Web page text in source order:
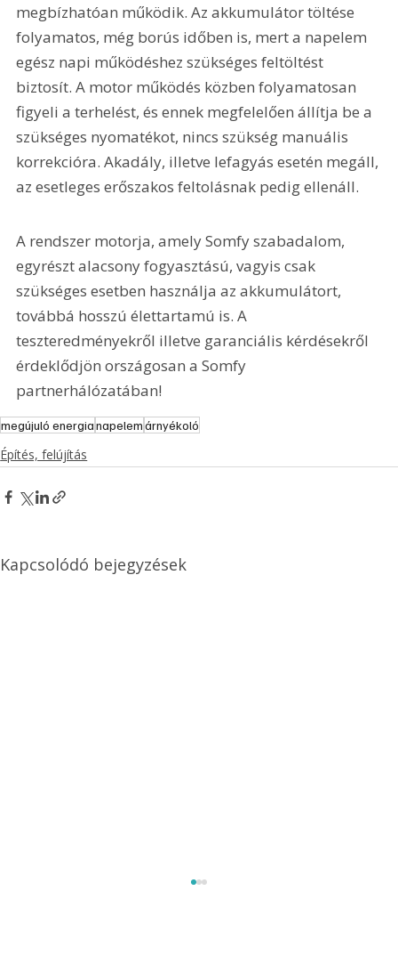
megbízhatóan működik. Az akkumulátor töltése
folyamatos, még borús időben is, mert a napelem
egész napi működéshez szükséges feltöltést
biztosít. A motor működés közben folyamatosan
figyeli a terhelést, és ennek megfelelően állítja be a
szükséges nyomatékot, nincs szükség manuális
korrekcióra. Akadály, illetve lefagyás esetén megáll,
az esetleges erőszakos feltolásnak pedig ellenáll.
A rendszer motorja, amely Somfy szabadalom,
egyrészt alacsony fogyasztású, vagyis csak
szükséges esetben használja az akkumulátort,
továbbá hosszú élettartamú is. A
teszteredményekről illetve garanciális kérdésekről
érdeklődjön országosan a Somfy
partnerhálózatában!
megújuló energianapelemárnyékoló
Építés, felújítás
Kapcsolódó bejegyzések